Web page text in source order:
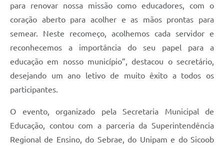
para renovar nossa missão como educadores, com o
coração aberto para acolher e as mãos prontas para
semear. Neste recomeço, acolhemos cada servidor e
reconhecemos a importância do seu papel para a
educação em nosso município”, destacou o secretário,
desejando um ano letivo de muito êxito a todos os
participantes.
O evento, organizado pela Secretaria Municipal de
Educação, contou com a parceria da Superintendência
Regional de Ensino, do Sebrae, do Unipam e do Sicoob